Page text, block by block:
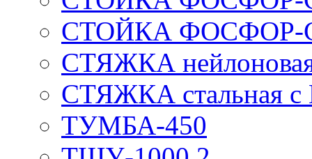
СТОЙКА ФОСФОР-
СТЯЖКА нейлоновая
СТЯЖКА стальная
ТУМБА-450